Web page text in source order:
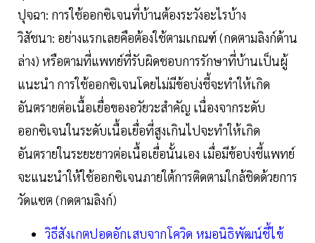
ปุจฉา: การใช้ออกซิเจนที่บ้านต้องระวังอะไรบ้าง
วิสัชนา: อย่างแรกเลยคือต้องใช้ตามเกณฑ์ (กดตามลิงก์ด้าน
ล่าง) หรือตามที่แพทย์ที่รับผิดชอบการรักษาที่บ้านเป็นผู้
แนะนำ การใช้ออกซิเจนโดยไม่มีข้อบ่งชี้จะทำให้เกิด
อันตรายต่อเนื้อเยื่อของอวัยวะสำคัญ เนื่องจากระดับ
ออกซิเจนในระดับเนื้อเยื่อที่สูงเกินไปจะทำให้เกิด
อันตรายในระยะยาวต่อเนื้อเยื่อนั้นเอง เมื่อมีข้อบ่งชี้แพทย์
จะแนะนำให้ใช้ออกซิเจนภายใต้การติดตามใกล้ชิดด้วยการ
วัดแซต (กดตามลิงก์)
วิธีสังเกตปอดอักเสบจากโควิด หมอนิธิพัฒน์ชี้ไข้